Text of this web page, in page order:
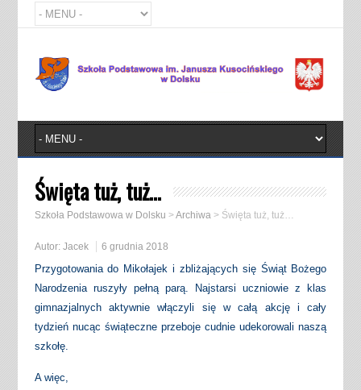
Święta tuż, tuż…
Szkoła Podstawowa w Dolsku >Archiwa> Święta tuż, tuż…
Autor: Jacek 6 grudnia 2018
Przygotowania do Mikołajek i zbliżających się Świąt Bożego
Narodzenia ruszyły pełną parą. Najstarsi uczniowie z klas
gimnazjalnych aktywnie włączyli się w całą akcję i cały
tydzień nucąc świąteczne przeboje cudnie udekorowali naszą
szkołę.
A więc,